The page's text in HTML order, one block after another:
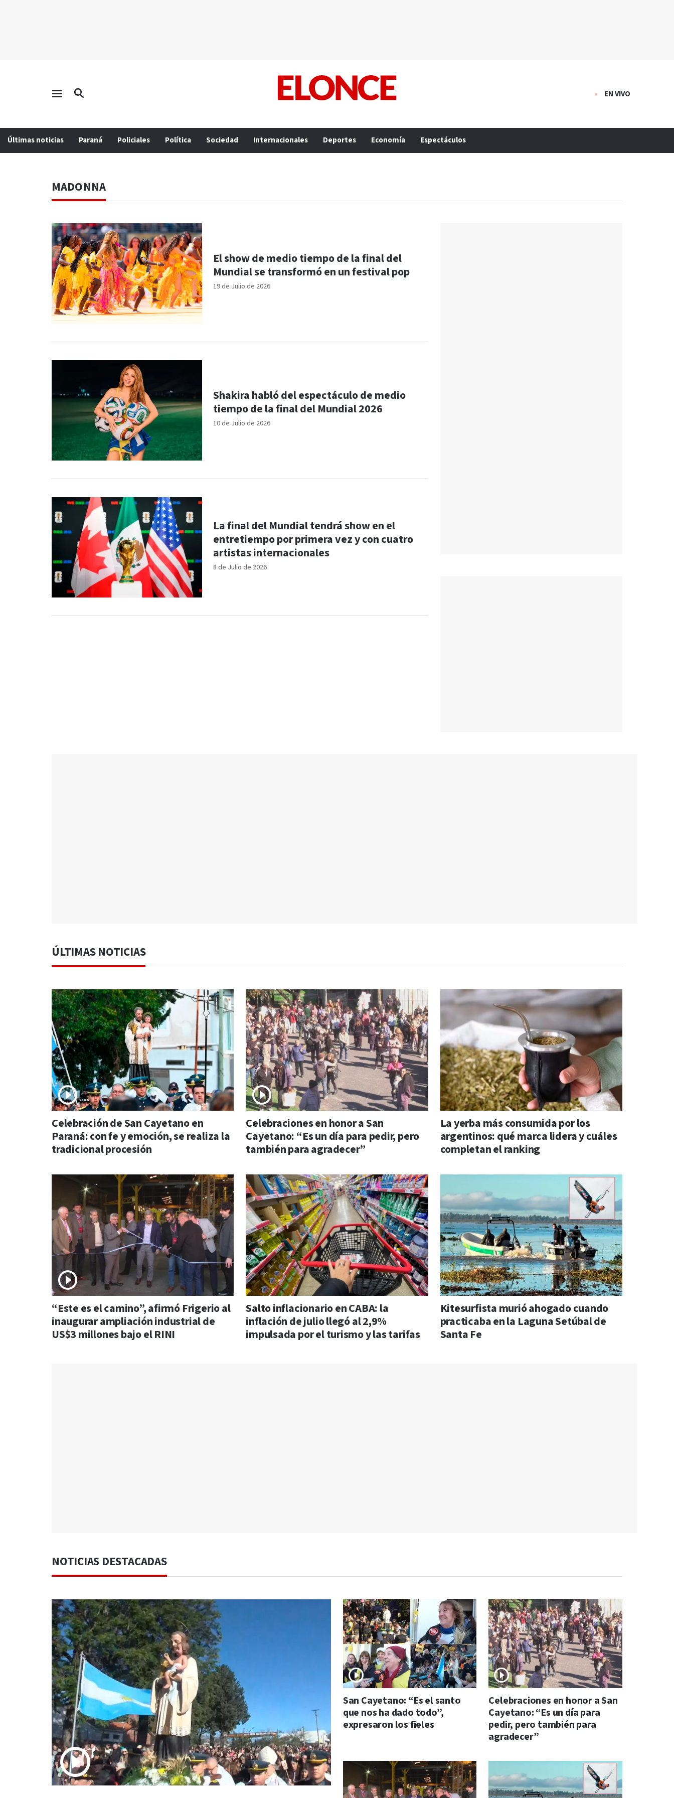
EN VIVO
Últimas noticias Paraná Policiales Política Sociedad Internacionales Deportes Economía Espectáculos
MADONNA
19 de Julio de 2026
El show de medio tiempo de la final del
Mundial se transformó en un festival pop
10 de Julio de 2026
Shakira habló del espectáculo de medio
tiempo de la final del Mundial 2026
8 de Julio de 2026
La final del Mundial tendrá show en el
entretiempo por primera vez y con cuatro
artistas internacionales
ÚLTIMAS NOTICIAS
Celebración de San Cayetano en
Paraná: con fe y emoción, se realiza la
tradicional procesión
Celebraciones en honor a San
Cayetano: “Es un día para pedir, pero
también para agradecer”
La yerba más consumida por los
argentinos: qué marca lidera y cuáles
completan el ranking
“Este es el camino”, afirmó Frigerio al
inaugurar ampliación industrial de
US$3 millones bajo el RINI
Salto inflacionario en CABA: la
inflación de julio llegó al 2,9%
impulsada por el turismo y las tarifas
Kitesurfista murió ahogado cuando
practicaba en la Laguna Setúbal de
Santa Fe
NOTICIAS DESTACADAS
San Cayetano: “Es el santo
que nos ha dado todo”,
expresaron los fieles
Celebraciones en honor a San
Cayetano: “Es un día para
pedir, pero también para
agradecer”